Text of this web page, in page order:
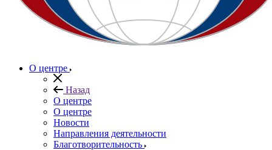
О центре
Назад
О центре
О центре
Новости
Направления деятельности
Благотворительность